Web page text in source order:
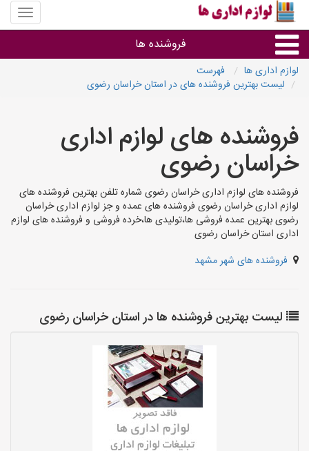
منوی
سایت
اداری
فروشنده ها
گروه ها
استان ها
لوازم اداری ها
فهرست
لیست بهترین فروشنده های در استان خراسان رضوی
فروشنده های لوازم اداری
خراسان رضوی
فروشنده های لوازم اداری خراسان رضوی شماره تلفن بهترین فروشنده های
لوازم اداری خراسان رضوی فروشنده های عمده و جز لوازم اداری خراسان
رضوی بهترین عمده فروشی ها،تولیدی ها،خرده فروشی و فروشنده های لوازم
اداری استان خراسان رضوی
فروشنده های شهر مشهد
لیست بهترین فروشنده ها در استان خراسان رضوی